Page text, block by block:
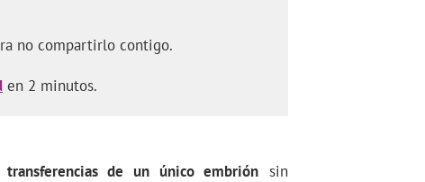
no compartirlo contigo.
en 2 minutos.
transferencias de un único embrión sin